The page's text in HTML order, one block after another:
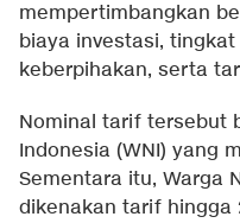
mempertimbangkan
biaya investasi,
keberpihakan, serta
Nominal tarif tersebut
Indonesia (WNI) yang
Sementara itu, Warga
dikenakan tarif hingga